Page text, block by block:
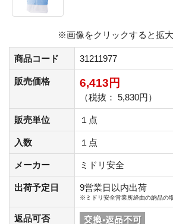
※画像をクリックすると拡大
商品コード 31211977
販売価格 6,413円
（税抜： 5,830円）
販売単位 １点
入数 １点
メーカー ミドリ安全
出荷予定日 9営業日以内出荷
※ミドリ安全営業所経由の納品の
返品可否